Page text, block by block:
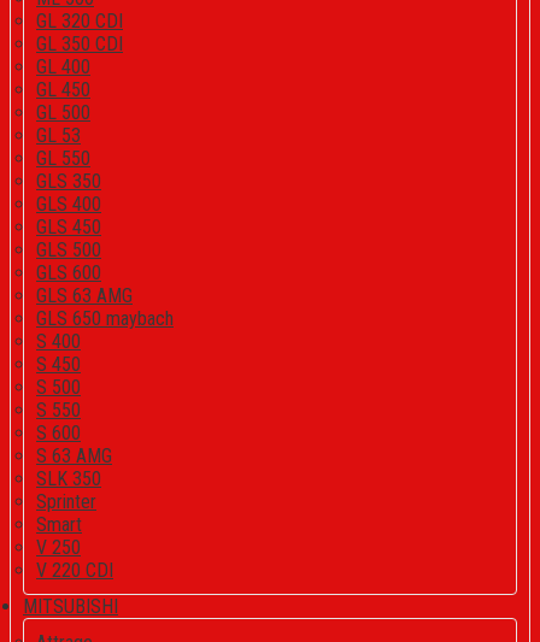
GL 320 CDI
GL 350 CDI
GL 400
GL 450
GL 500
GL 53
GL 550
GLS 350
GLS 400
GLS 450
GLS 500
GLS 600
GLS 63 AMG
GLS 650 maybach
S 400
S 450
S 500
S 550
S 600
S 63 AMG
SLK 350
Sprinter
Smart
V 250
V 220 CDI
MITSUBISHI